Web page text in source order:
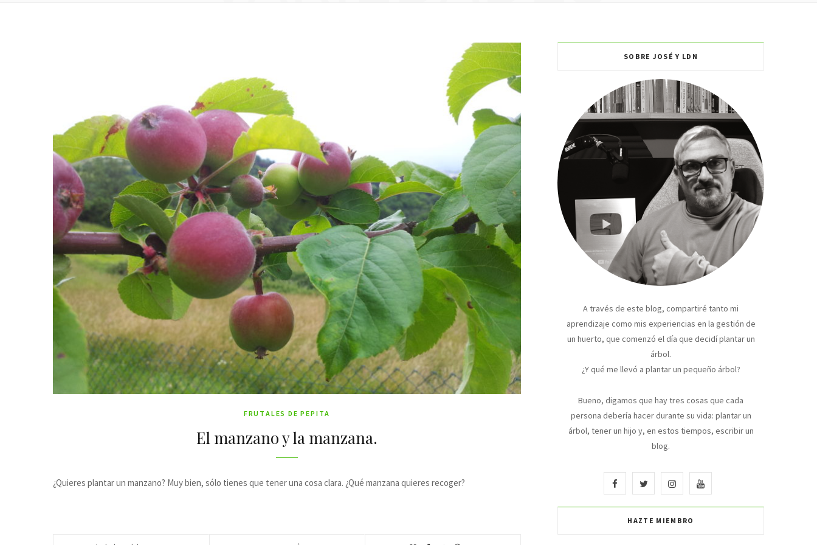
DE
MANZANO
FRUTALES DE PEPITA
El manzano y la manzana.
¿Quieres plantar un manzano? Muy bien, sólo tienes que tener una cosa clara. ¿Qué manzana quieres recoger?
SOBRE JOSÉ Y LDN
A través de este blog, compartiré tanto mi
aprendizaje como mis experiencias en la gestión de
un huerto, que comenzó el día que decidí plantar un
árbol.
¿Y qué me llevó a plantar un pequeño árbol?
Bueno, digamos que hay tres cosas que cada
persona debería hacer durante su vida: plantar un
árbol, tener un hijo y, en estos tiempos, escribir un
blog.
a
T
w
I
n
Y
o
HAZTE MIEMBRO